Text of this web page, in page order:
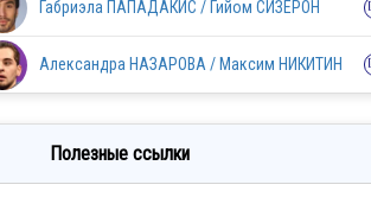
RSA
NED
Габриэла ПАПАДАКИС / Гийом СИЗЕРОН
Александра НАЗАРОВА / Максим НИКИТИН
Полезные ссылки